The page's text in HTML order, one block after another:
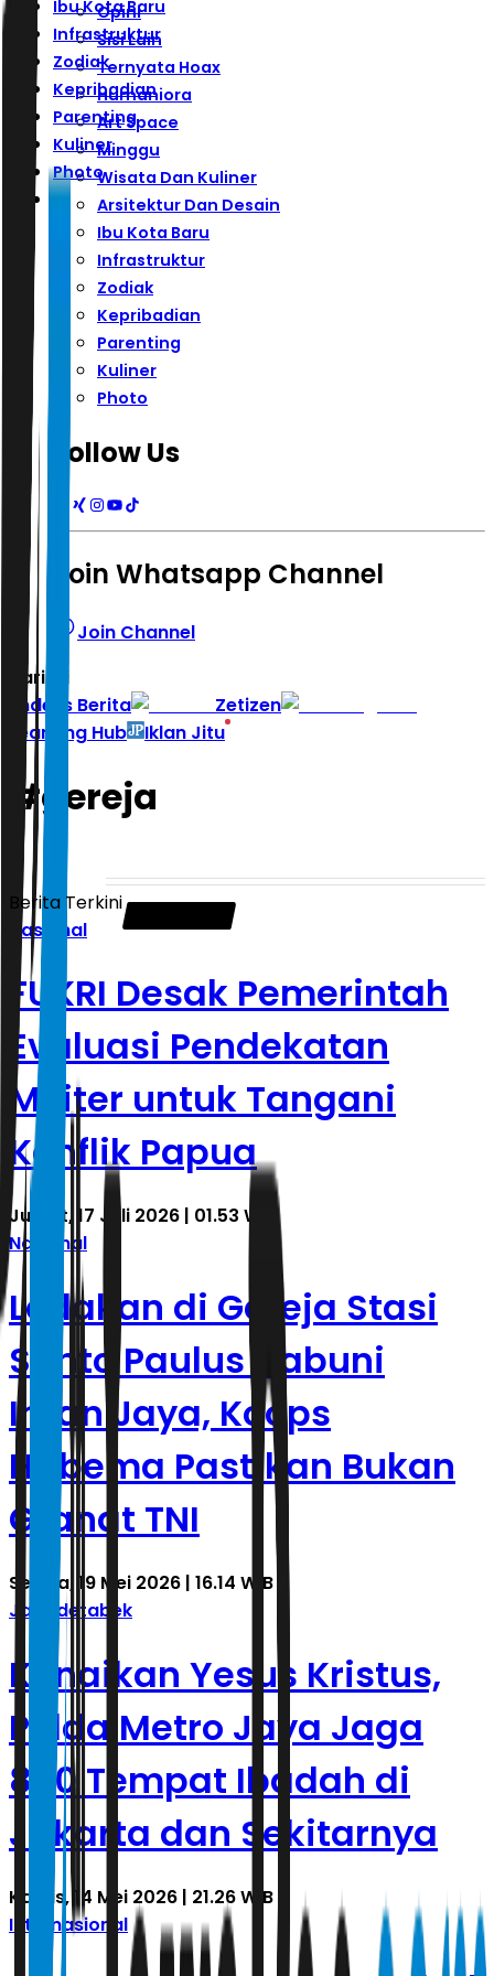
Ibu Kota Baru
Infrastruktur
Zodiak
Kepribadian
Parenting
Kuliner
Photo
Opini
Sisi Lain
Ternyata Hoax
Humaniora
Art Space
Minggu
Wisata Dan Kuliner
Arsitektur Dan Desain
Ibu Kota Baru
Infrastruktur
Zodiak
Kepribadian
Parenting
Kuliner
Photo
Follow Us
Join Whatsapp Channel
Join Channel
Hari ini
Indeks Berita
Zetizen
Learning Hub
Iklan Jitu
#gereja
Berita Terkini
Nasional
FUKRI Desak Pemerintah
Evaluasi Pendekatan
Militer untuk Tangani
Konflik Papua
Jumat, 17 Juli 2026 | 01.53 WIB
Nasional
Ledakan di Gereja Stasi
Santo Paulus Nabuni
Intan Jaya, Koops
Habema Pastikan Bukan
Granat TNI
Selasa, 19 Mei 2026 | 16.14 WIB
Jabodetabek
Kenaikan Yesus Kristus,
Polda Metro Jaya Jaga
860 Tempat Ibadah di
Jakarta dan Sekitarnya
Kamis, 14 Mei 2026 | 21.26 WIB
Internasional